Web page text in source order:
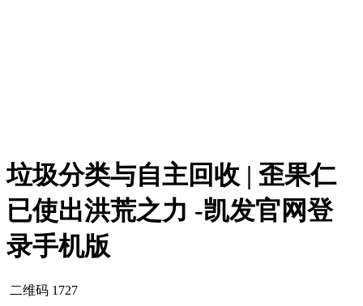
垃圾分类与自主回收 | 歪果仁
已使出洪荒之力 -凯发官网登
录手机版
二维码 1727